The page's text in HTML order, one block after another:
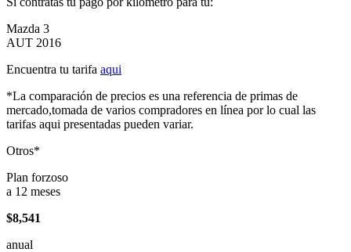
Mazda 3
AUT 2016
Encuentra tu tarifa aqui
*La comparación de precios es una referencia de primas de
mercado,tomada de varios compradores en línea por lo cual las
tarifas aqui presentadas pueden variar.
Otros*
Plan forzoso
a 12 meses
$8,541
anual